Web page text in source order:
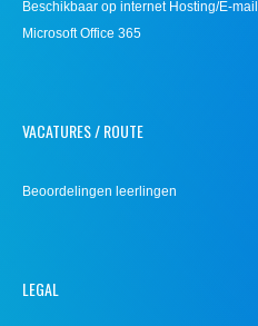
Beschikbaar op internet Hosting/E-mail
Microsoft Office 365
VACATURES / ROUTE
Beoordelingen leerlingen
LEGAL